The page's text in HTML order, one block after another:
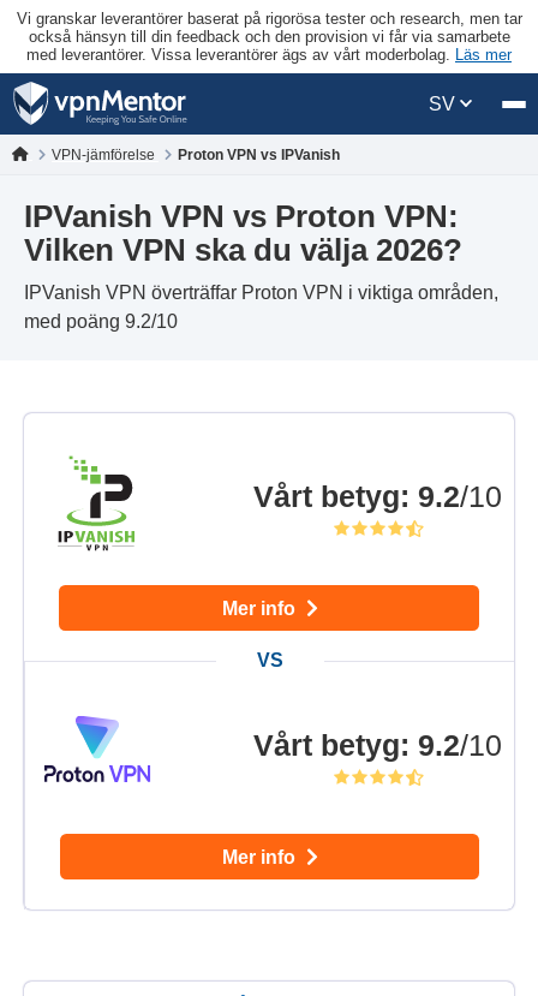
Vi granskar leverantörer baserat på rigorösa tester och research, men tar
också hänsyn till din feedback och den provision vi får via samarbete
med leverantörer. Vissa leverantörer ägs av vårt moderbolag. Läs mer
SV
VPN-jämförelse Proton VPN vs IPVanish
IPVanish VPN vs Proton VPN:
Vilken VPN ska du välja 2026?
IPVanish VPN överträffar Proton VPN i viktiga områden,
med poäng 9.2/10
Vårt betyg: 9.2/10
Mer info
Vårt betyg: 9.2/10
Mer info